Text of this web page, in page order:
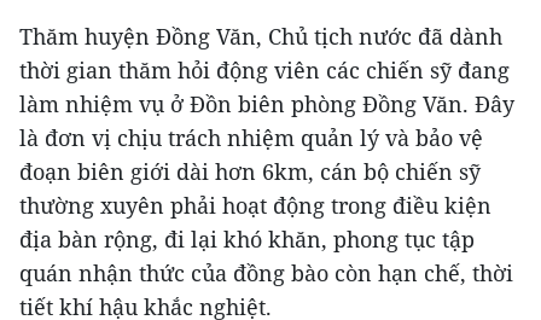
Thăm huyện Đồng Văn, Chủ tịch nước đã dành
thời gian thăm hỏi động viên các chiến sỹ đang
làm nhiệm vụ ở Đồn biên phòng Đồng Văn. Đây
là đơn vị chịu trách nhiệm quản lý và bảo vệ
đoạn biên giới dài hơn 6km, cán bộ chiến sỹ
thường xuyên phải hoạt động trong điều kiện
địa bàn rộng, đi lại khó khăn, phong tục tập
quán nhận thức của đồng bào còn hạn chế, thời
tiết khí hậu khắc nghiệt.